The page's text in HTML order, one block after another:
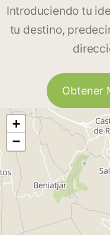
Introduciendo tu
tu destino,
Obtener
+
−